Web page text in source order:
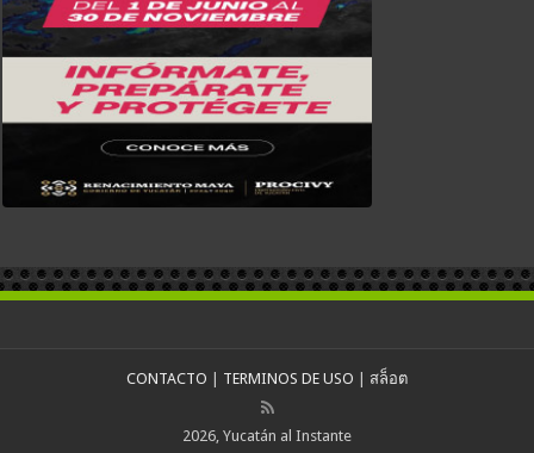
CONTACTO TERMINOS DE USO สล็อต
2026, Yucatán al Instante